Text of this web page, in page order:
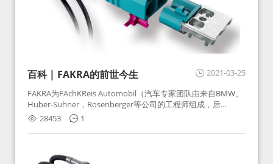
2021-03-25
百科 | FAKRA的前世今生
FAKRA为FAchKReis Automobil（汽车专家团队由来自BMW、
Huber-Suhner，Rosenberger等公司的工程师组成，后
Huber-Suhner相关连接器业务及技术在2010年并入
Rosenberger）缩写。起初为BMW需求用于车载收音机天线连
接，如今FAKRA已成为汽车行业通用标准的射频连接器，被业
28453 1